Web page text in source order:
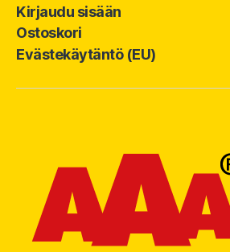
Kirjaudu sisään
Ostoskori
Evästekäytäntö (EU)